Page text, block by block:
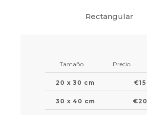
Rectangular
Tamaño Precio
20 x 30 cm €15
30 x 40 cm €20